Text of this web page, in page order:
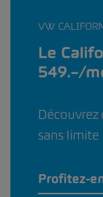
VW
Le
549.–/
sans limite
Profitez-